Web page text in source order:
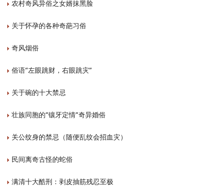
农村奇风异俗之女婿抹黑脸
关于怀孕的各种奇葩习俗
奇风烟俗
俗语“左眼跳财，右眼跳灾”
关于碗的十大禁忌
壮族同胞的“镶牙定情”奇异婚俗
关公纹身的禁忌（随便乱纹会招血灾）
民间离奇古怪的蛇俗
满清十大酷刑：剥皮抽筋残忍至极